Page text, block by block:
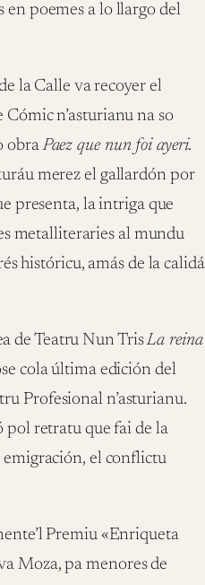
en poemes a lo llargo del
la Calle va recoyer el
n’asturianu na so
obraPaez que nun foi ayeri.
merez el gallardón por
presenta, la intriga que
metalliteraries al mundu
históricu, amás de la calidá
de Teatru Nun TrisLa reina
cola última edición del
Profesional n’asturianu.
pol retratu que fai de la
el conflictu
Premiu «Enriqueta
Moza, pa menores de